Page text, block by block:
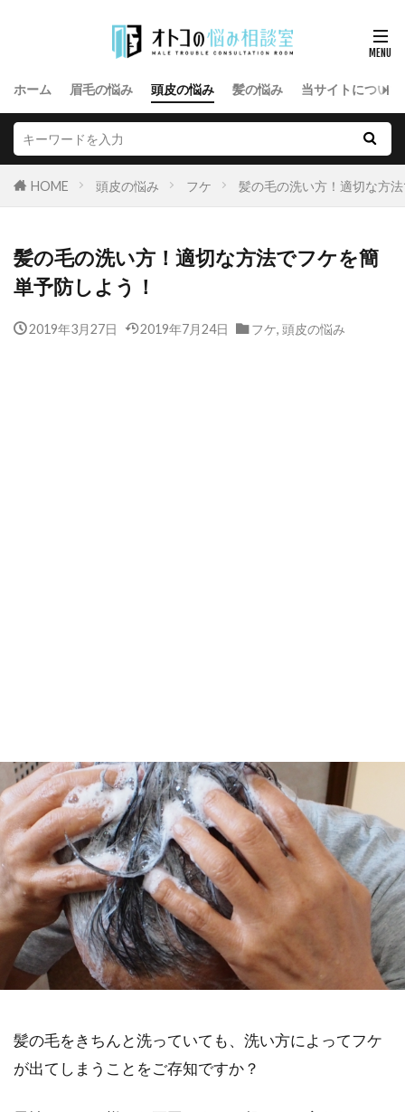
ホーム 眉毛の悩み 頭皮の悩み 髪の悩み 当サイトについて
HOME 頭皮の悩み フケ 髪の毛の洗い方！適切な方
髪の毛の洗い方！適切な方法でフケを簡
単予防しよう！
2019年3月27日 2019年7月24日 フケ, 頭皮の悩み
髪の毛をきちんと洗っていても、洗い方によってフケ
が出てしまうことをご存知ですか？